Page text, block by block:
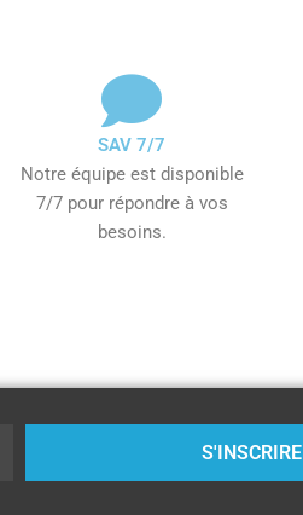
SAV 7/7
Notre équipe est disponible
7/7 pour répondre à vos
besoins.
S'INSCRIRE